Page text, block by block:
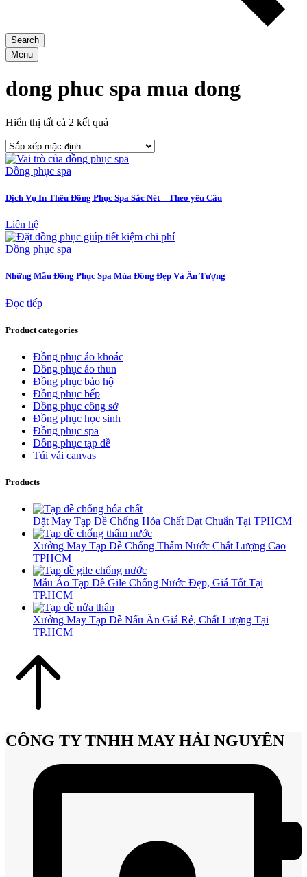
Search
Menu
dong phuc spa mua dong
Hiển thị tất cả 2 kết quả
Đồng phục spa
Dịch Vụ In Thêu Đồng Phục Spa Sắc Nét – Theo yêu Cầu
Liên hệ
Đồng phục spa
Những Mẫu Đồng Phục Spa Mùa Đông Đẹp Và Ấn Tượng
Đọc tiếp
Product categories
Đồng phục áo khoác
Đồng phục áo thun
Đồng phục bảo hộ
Đồng phục bếp
Đồng phục công sở
Đồng phục học sinh
Đồng phục spa
Đồng phục tạp dề
Túi vải canvas
Products
Đặt May Tạp Dề Chống Hóa Chất Đạt Chuẩn Tại TPHCM
Xưởng May Tạp Dề Chống Thấm Nước Chất Lượng Cao
TPHCM
Mẫu Áo Tạp Dề Gile Chống Nước Đẹp, Giá Tốt Tại
TP.HCM
Xưởng May Tạp Dề Nấu Ăn Giá Rẻ, Chất Lượng Tại
TP.HCM
CÔNG TY TNHH MAY HẢI NGUYÊN